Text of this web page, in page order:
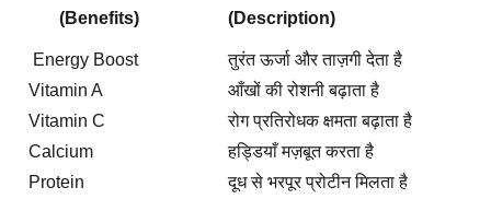
(Benefits) (Description)
Energy Boost
तुरंत ऊर्जा और ताज़गी देता है
Vitamin A
आँखों की रोशनी बढ़ाता है
Vitamin C
रोग प्रतिरोधक क्षमता बढ़ाता है
Calcium
हड्डियाँ मज़बूत करता है
Protein
दूध से भरपूर प्रोटीन मिलता है